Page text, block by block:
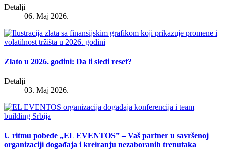
Detalji
06. Maj 2026.
Zlato u 2026. godini: Da li sledi reset?
Detalji
03. Maj 2026.
U ritmu pobede „EL EVENTOS” – Vaš partner u savršenoj
organizaciji događaja i kreiranju nezaboranih trenutaka